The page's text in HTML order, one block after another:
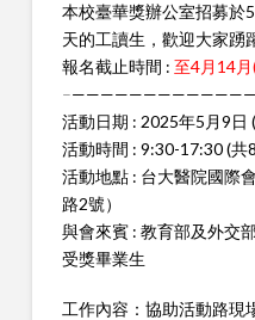
本校臺華獎辦公室招募於
天的工讀生，歡迎大家踴
報名截止時間 : 至4月14
–
活動日期 : 2025年5月9日
活動時間 : 9:30-17:30 (共
活動地點 : 台大醫院國際
路2號）
與會來賓 : 教育部及外交
受獎畢業生
工作內容：協助活動路現